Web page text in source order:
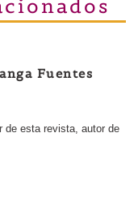
Fuentes
de esta revista, autor de